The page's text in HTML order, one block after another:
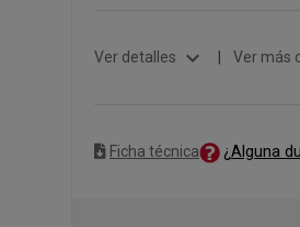
Ver detalles expand_more Ver más
Ficha técnica ¿Alguna